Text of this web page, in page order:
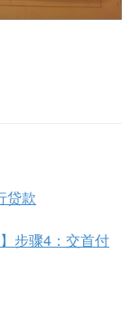
贷款
步骤4：交首付